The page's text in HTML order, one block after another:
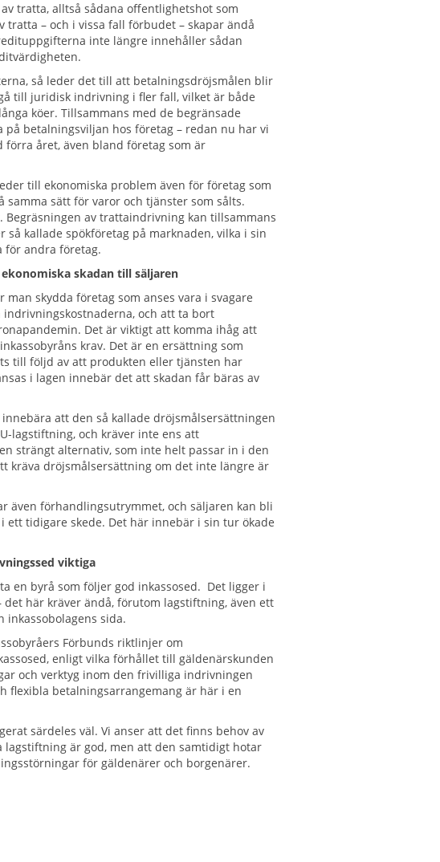
tratta, alltså sådana offentlighetshot som
– och i vissa fall förbudet – skapar ändå
inte längre innehåller sådan
så leder det till att betalningsdröjsmålen blir
till juridisk indrivning i fler fall, vilket är både
köer. Tillsammans med de begränsade
på betalningsviljan hos företag – redan nu har vi
året, även bland företag som är
till ekonomiska problem även för företag som
sätt för varor och tjänster som sålts.
av trattaindrivning kan tillsammans
kallade spökföretag på marknaden, vilka i sin
för andra företag.
skadan till säljaren
skydda företag som anses vara i svagare
och att ta bort
Det är viktigt att komma ihåg att
krav. Det är en ersättning som
till följd av att produkten eller tjänsten har
i lagen innebär det att skadan får bäras av
att den så kallade dröjsmålsersättningen
lagstiftning, och kräver inte ens att
strängt alternativ, som inte helt passar in i den
kräva dröjsmålsersättning om det inte längre är
även förhandlingsutrymmet, och säljaren kan bli
tidigare skede. Det här innebär i sin tur ökade
viktiga
en byrå som följer god inkassosed. Det ligger i
här kräver ändå, förutom lagstiftning, även ett
inkassobolagens sida.
Förbunds riktlinjer om
enligt vilka förhållet till gäldenärskunden
och verktyg inom den frivilliga indrivningen
flexibla betalningsarrangemang är här i en
särdeles väl. Vi anser att det finns behov av
är god, men att den samtidigt hotar
för gäldenärer och borgenärer.